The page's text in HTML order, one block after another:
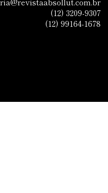
(12) 3209-9307
(12) 99164-1678